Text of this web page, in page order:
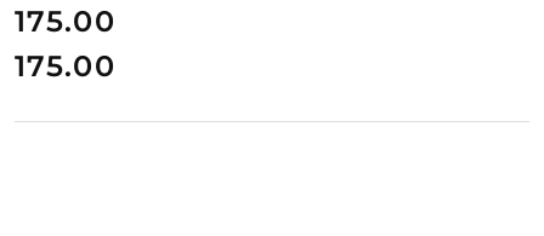
cena:
175.00
Cena:
175.00